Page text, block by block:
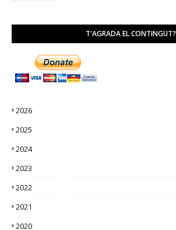
T'AGRADA EL CONTINGUT?
2026
2025
2024
2023
2022
2021
2020